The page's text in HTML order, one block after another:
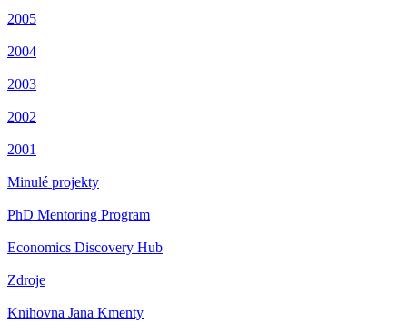
2005
2004
2003
2002
2001
Minulé projekty
PhD Mentoring Program
Economics Discovery Hub
Zdroje
Knihovna Jana Kmenty